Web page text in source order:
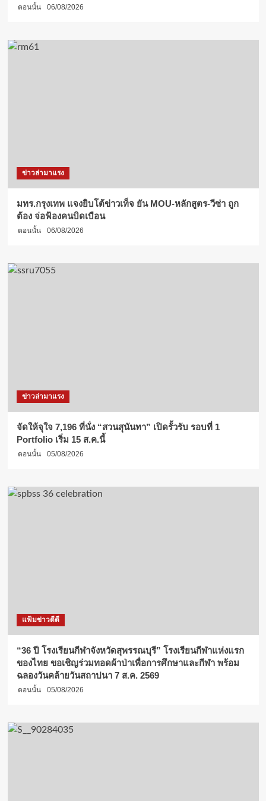
หลาก
เพศ
ผู้
สูง
ตอนนั้น 06/08/2026
ข่าวล่ามาแรง
มทร.กรุงเทพ แจงยิบโต้ข่าวเท็จ ยัน MOU-หลักสูตร-วีซ่า ถูก
ต้อง จ่อฟ้องคนบิดเบือน
ตอนนั้น 06/08/2026
ข่าวล่ามาแรง
จัดให้จุใจ 7,196 ที่นั่ง “สวนสุนันทา” เปิดรั้วรับ รอบที่ 1
Portfolio เริ่ม 15 ส.ค.นี้
ตอนนั้น 05/08/2026
แฟ้มข่าวดีดี
“36 ปี โรงเรียนกีฬาจังหวัดสุพรรณบุรี” โรงเรียนกีฬาแห่งแรก
ของไทย ขอเชิญร่วมทอดผ้าป่าเพื่อการศึกษาและกีฬา พร้อม
ฉลองวันคล้ายวันสถาปนา 7 ส.ค. 2569
ตอนนั้น 05/08/2026